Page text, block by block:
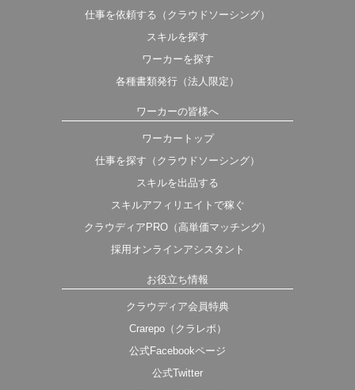
仕事を依頼する（クラウドソーシング）
スキルを探す
ワーカーを探す
各種書類発行（法人限定）
ワーカーの皆様へ
ワーカートップ
仕事を探す（クラウドソーシング）
スキルを出品する
スキルアフィリエイトで稼ぐ
クラウディアPRO（高単価マッチング）
採用オンラインアシスタント
お役立ち情報
クラウディア会員特典
Crarepo（クラレポ）
公式Facebookページ
公式Twitter